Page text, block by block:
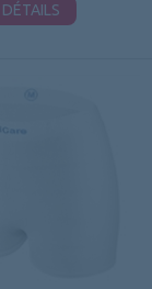
DÉTAILS